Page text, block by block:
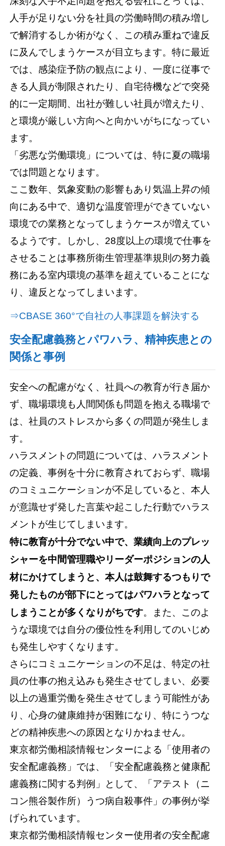
人手が足りない分を社員の労働時間の積み増し
で解消するしか術がなく、この積み重ねで違反
に及んでしまうケースが目立ちます。特に最近
では、感染症予防の観点により、一度に従事で
きる人員が制限されたり、自宅待機などで突発
的に一定期間、出社が難しい社員が増えたり、
と環境が厳しい方向へと向かいがちになってい
ます。
「劣悪な労働環境」については、特に夏の職場
では問題となります。
ここ数年、気象変動の影響もあり気温上昇の傾
向にある中で、適切な温度管理ができていない
環境での業務となってしまうケースが増えてい
るようです。しかし、28度以上の環境で仕事を
させることは事務所衛生管理基準規則の努力義
務にある室内環境の基準を超えていることにな
り、違反となってしまいます。
⇒CBASE 360°で自社の人事課題を解決する
安全配慮義務とパワハラ、精神疾患との
関係と事例
安全への配慮がなく、社員への教育が行き届か
ず、職場環境も人間関係も問題を抱える職場で
は、社員のストレスから多くの問題が発生しま
す。
ハラスメントの問題については、ハラスメント
の定義、事例を十分に教育されておらず、職場
のコミュニケーションが不足していると、本人
が意識せず発した言葉や起こした行動でハラス
メントが生じてしまいます。
特に教育が十分でない中で、業績向上のプレッ
シャーを中間管理職やリーダーポジションの人
材にかけてしまうと、本人は鼓舞するつもりで
発したものが部下にとってはパワハラとなって
しまうことが多くなりがちです。また、このよ
うな環境では自分の優位性を利用してのいじめ
も発生しやすくなります。
さらにコミュニケーションの不足は、特定の社
員の仕事の抱え込みも発生させてしまい、必要
以上の過重労働を発生させてしまう可能性があ
り、心身の健康維持が困難になり、特にうつな
どの精神疾患への原因となりかねません。
東京都労働相談情報センターによる「使用者の
安全配慮義務」では、「安全配慮義務と健康配
慮義務に関する判例」として、「アテスト（ニ
コン熊谷製作所）うつ病自殺事件」の事例が挙
げられています。
東京都労働相談情報センター使用者の安全配慮